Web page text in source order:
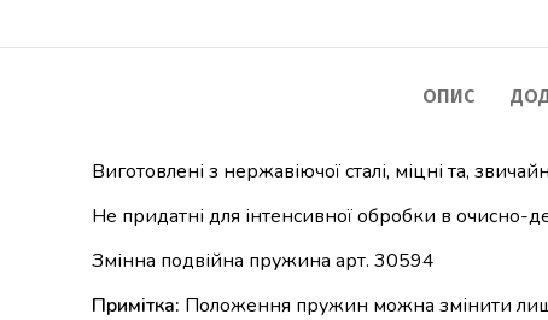
ОПИС
Виготовлені з нержавіючої сталі, міцні та,
Не придатні для інтенсивної обробки в
Змінна подвійна пружина арт. 30594
Примітка: Положення пружин можна змінити